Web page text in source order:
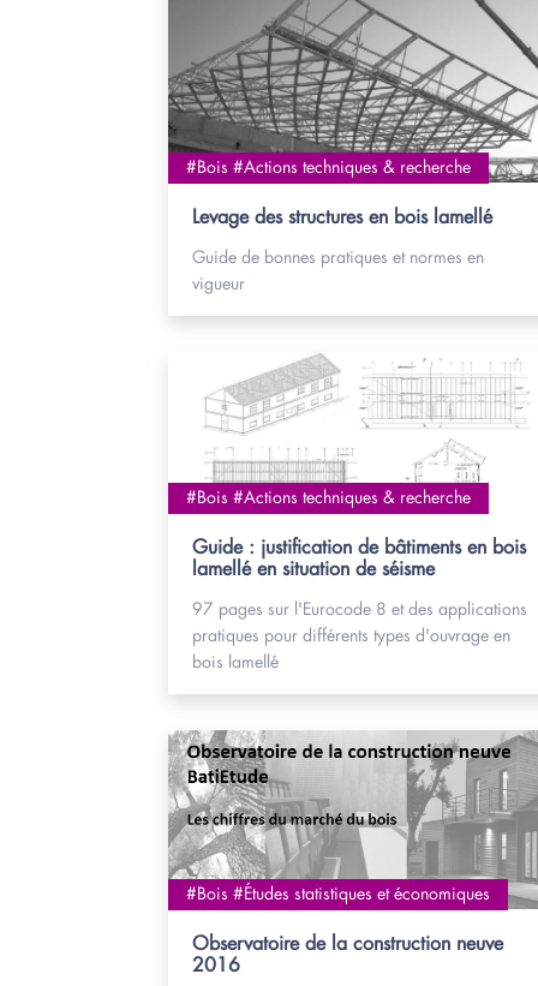
#Bois #Actions techniques & recherche
Levage des structures en bois lamellé
Guide de bonnes pratiques et normes en
vigueur
#Bois #Actions techniques & recherche
Guide : justification de bâtiments en bois
lamellé en situation de séisme
97 pages sur l'Eurocode 8 et des applications
pratiques pour différents types d'ouvrage en
bois lamellé
#Bois #Études statistiques et économiques
Observatoire de la construction neuve
2016